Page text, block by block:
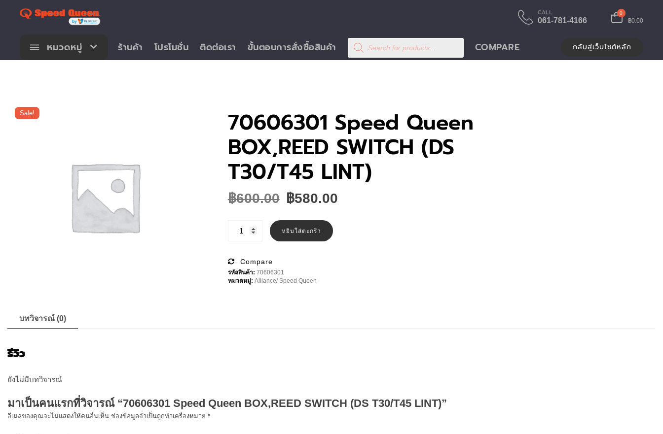
content
CALL
061-781-4166
0
฿0.00
หมวดหมู่ ร้านค้า โปรโมชั่น ติดต่อเรา ขั้นตอนการสั่งซื้อสินค้า
Products
search COMPARE กลับสู่เว็บไซต์หลัก
Sale! 70606301 Speed Queen
BOX,REED SWITCH (DS
T30/T45 LINT)
฿600.00 Original
was:
฿600.00.
฿580.00
70606301
SWITCH
(DS
T30/T45
LINT)
หยิบใส่ตะกร้า
Compare
รหัสสินค้า: 70606301
หมวดหมู่: Alliance/ Speed Queen
บทวิจารณ์ (0)
รีวิว
ยังไม่มีบทวิจารณ์
มาเป็นคนแรกที่วิจารณ์ “70606301 Speed Queen BOX,REED SWITCH (DS T30/T45 LINT)”
อีเมลของคุณจะไม่แสดงให้คนอื่นเห็น ช่องข้อมูลจำเป็นถูกทำเครื่องหมาย *